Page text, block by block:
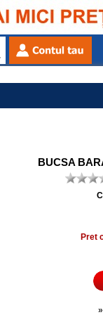
BUCSA
Pret